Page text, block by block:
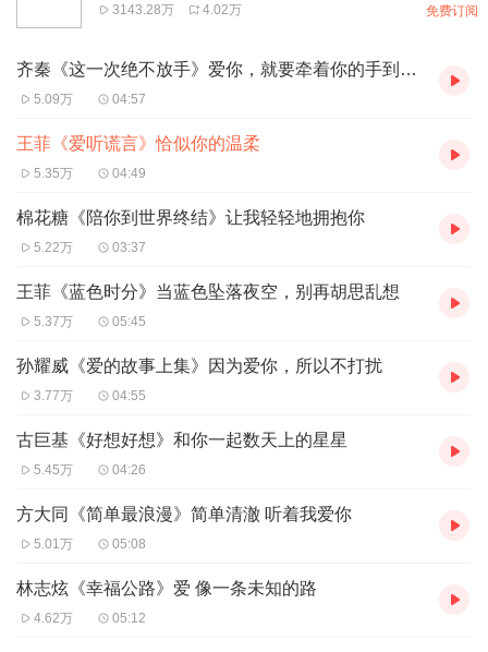
3143.28万 4.02万 免费订阅
齐秦《这一次绝不放手》爱你，就要牵着你的手到永远
5.09万 04:57
王菲《爱听谎言》恰似你的温柔
5.35万 04:49
棉花糖《陪你到世界终结》让我轻轻地拥抱你
5.22万 03:37
王菲《蓝色时分》当蓝色坠落夜空，别再胡思乱想
5.37万 05:45
孙耀威《爱的故事上集》因为爱你，所以不打扰
3.77万 04:55
古巨基《好想好想》和你一起数天上的星星
5.45万 04:26
方大同《简单最浪漫》简单清澈 听着我爱你
5.01万 05:08
林志炫《幸福公路》爱 像一条未知的路
4.62万 05:12